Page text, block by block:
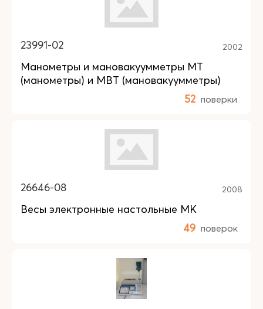
23991-02 2002
Манометры и мановакуумметры МТ
(манометры) и МВТ (мановакуумметры)
52 поверки
26646-08 2008
Весы электронные настольные МК
49 поверок